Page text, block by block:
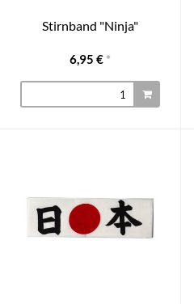
Stirnband "Ninja"
6,95 € *